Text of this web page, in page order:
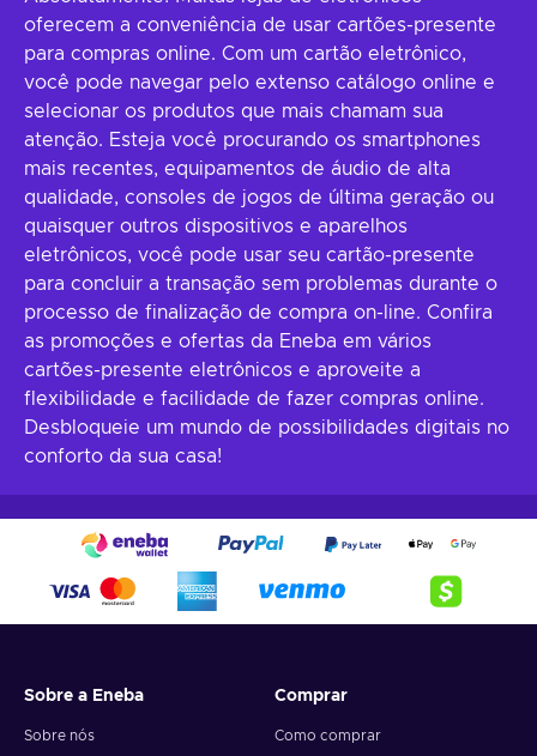
oferecem a conveniência de usar cartões-presente
para compras online. Com um cartão eletrônico,
você pode navegar pelo extenso catálogo online e
selecionar os produtos que mais chamam sua
atenção. Esteja você procurando os smartphones
mais recentes, equipamentos de áudio de alta
qualidade, consoles de jogos de última geração ou
quaisquer outros dispositivos e aparelhos
eletrônicos, você pode usar seu cartão-presente
para concluir a transação sem problemas durante o
processo de finalização de compra on-line. Confira
as promoções e ofertas da Eneba em vários
cartões-presente eletrônicos e aproveite a
flexibilidade e facilidade de fazer compras online.
Desbloqueie um mundo de possibilidades digitais no
conforto da sua casa!
Sobre a Eneba
Sobre nós
Comprar
Como comprar